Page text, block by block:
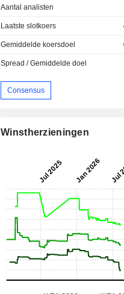
Aantal analisten
Laatste slotkoers
Gemiddelde koersdoel
Spread / Gemiddelde doel
Consensus
Winstherzieningen